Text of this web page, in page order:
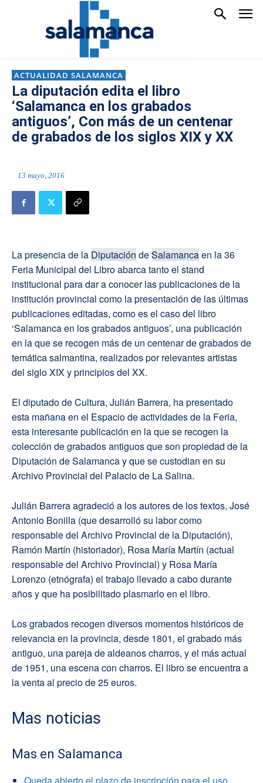
ACTUALIDAD SALAMANCA
La diputación edita el libro
‘Salamanca en los grabados
antiguos’, Con más de un centenar
de grabados de los siglos XIX y XX
13 mayo, 2016
La presencia de la Diputación deSalamancaen la 36
Feria Municipal del Libro abarca tanto el stand
institucional para dar a conocer las publicaciones de la
institución provincial como la presentación de las últimas
publicaciones editadas, como es el caso del libro
‘Salamanca en los grabados antiguos’, una publicación
en la que se recogen más de un centenar de grabados de
temática salmantina, realizados por relevantes artistas
del siglo XIX y principios del XX.
El diputado de Cultura, Julián Barrera, ha presentado
esta mañana en el Espacio de actividades de la Feria,
esta interesante publicación en la que se recogen la
colección de grabados antiguos que son propiedad de la
Diputación de Salamanca y que se custodian en su
Archivo Provincial del Palacio de La Salina.
Julián Barrera agradeció a los autores de los textos, José
Antonio Bonilla (que desarrolló su labor como
responsable del Archivo Provincial de la Diputación),
Ramón Martín (historiador), Rosa María Martín (actual
responsable del Archivo Provincial) y Rosa María
Lorenzo (etnógrafa) el trabajo llevado a cabo durante
años y que ha posibilitado plasmarlo en el libro.
Los grabados recogen diversos momentos históricos de
relevancia en la provincia, desde 1801, el grabado más
antiguo, una pareja de aldeanos charros, y el más actual
de 1951, una escena con charros. El libro se encuentra a
la venta al precio de 25 euros.
Mas noticias
Mas en Salamanca